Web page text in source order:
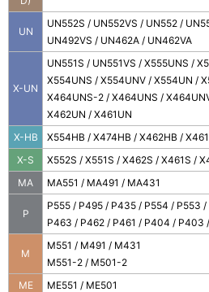
UN
UN552S / UN552VS / UN552 /
UN492VS / UN462A / UN462VA
X-UN
UN551S / UN551VS / X555UNS /
X554UNS / X554UNV / X554UN /
X464UNS-2 / X464UNS /
X462UN / X461UN
X-HB
X554HB / X474HB / X462HB /
X-S
X552S / X551S / X462S / X461S /
MA
MA551 / MA491 / MA431
P
P555 / P495 / P435 / P554 / P553
P463 / P462 / P461 / P404 / P403
M
M551 / M491 / M431
M551-2 / M501-2
ME
ME551 / ME501